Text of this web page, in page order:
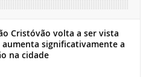
Cristóvão volta a ser vista
aumenta significativamente a
na cidade